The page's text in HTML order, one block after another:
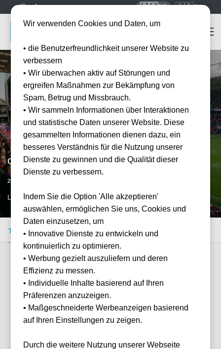
🇩🇪DE 🇬🇧EN
Crystal Palace vs Tottenham Hotspur
23.01.2027
LON, GB
Tickets kaufen Event-Info FAQ
Verfügbare Kategorien (5)
Wir verwenden Cookies und Daten, um
• die Benutzerfreundlichkeit unserer Website zu
verbessern
• Wir überwachen aktiv auf Störungen und
ergreifen Maßnahmen zur Bekämpfung von
Spam, Betrug und Missbrauch.
• Wir sammeln Informationen über Interaktionen
und statistische Daten unserer Website. Diese
gesammelten Informationen dienen dazu, ein
besseres Verständnis für die Nutzung unserer
Dienste zu gewinnen und die Qualität dieser
Dienste zu verbessern.
Indem Sie die Option 'Alle akzeptieren'
auswählen, ermöglichen Sie uns, Cookies und
Daten einzusetzen, um
• Innovative Dienste zu entwickeln und
kontinuierlich zu optimieren.
• Werbung gezielt auszuliefern und deren
Effizienz zu messen.
• Individuelle Inhalte basierend auf Ihren
Präferenzen anzuzeigen.
• Maßgeschneiderte Werbeanzeigen basierend
auf Ihren Einstellungen zu zeigen.
Durch die weitere Nutzung unserer Webseite